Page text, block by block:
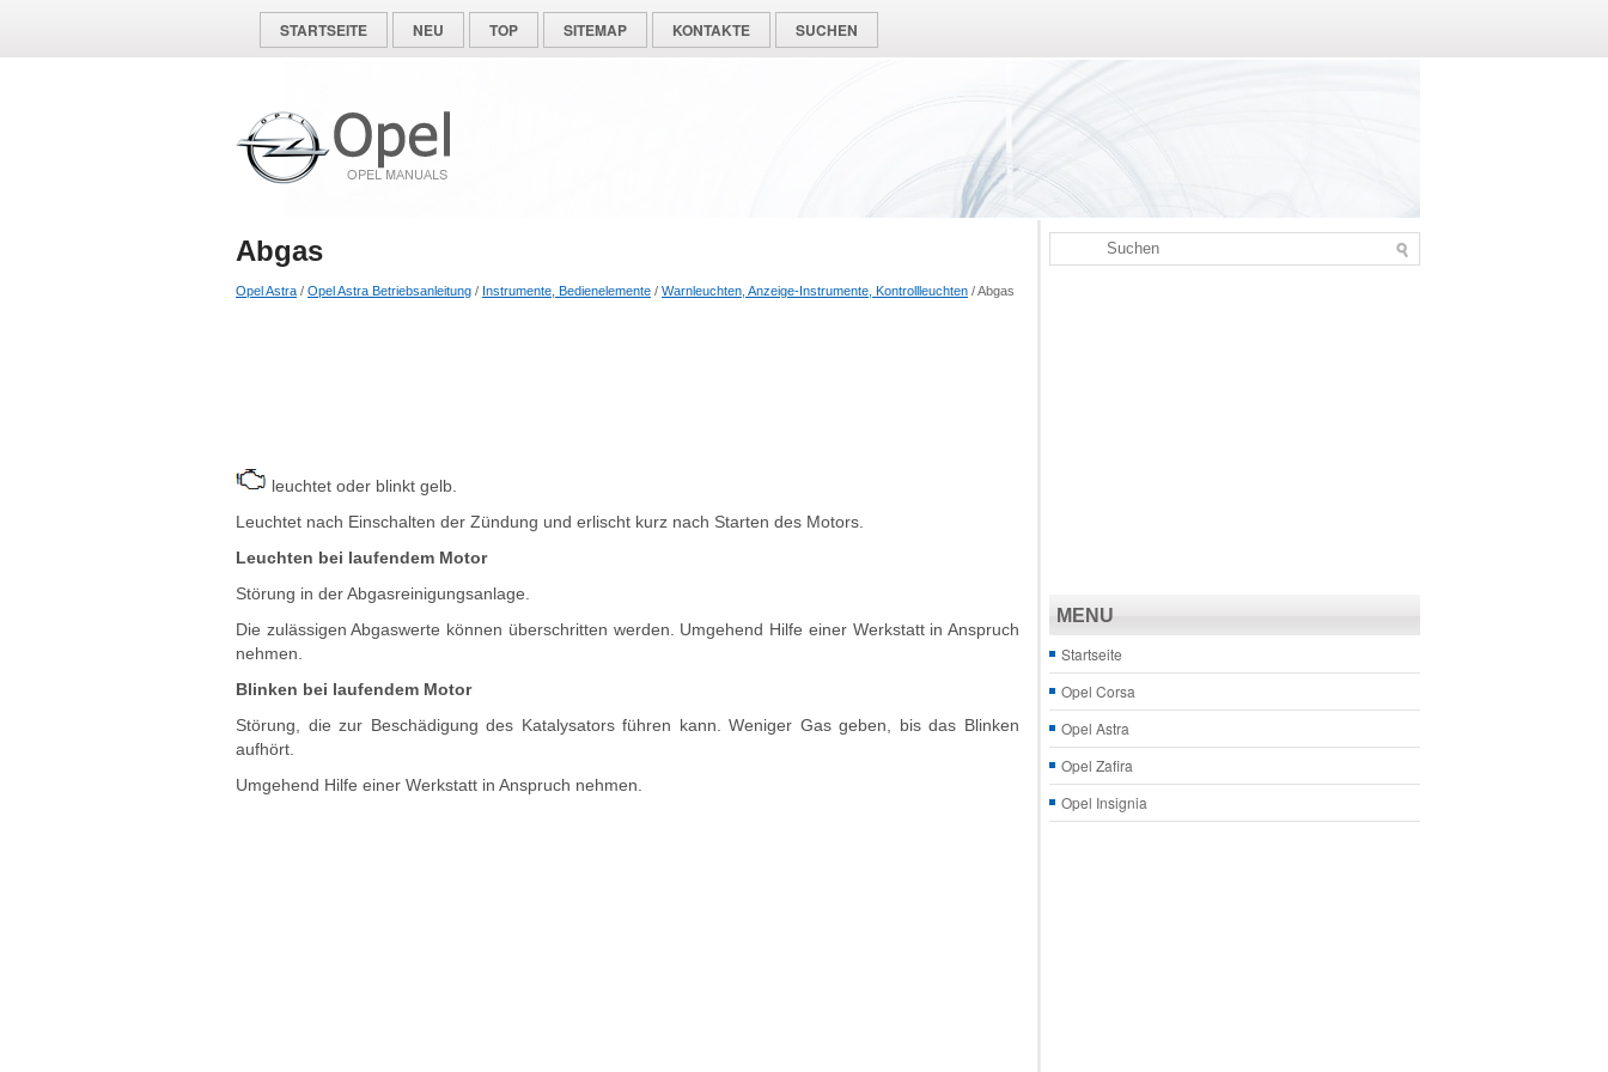
STARTSEITE NEU TOP SITEMAP KONTAKTE SUCHEN
Abgas
Opel Astra / Opel Astra Betriebsanleitung / Instrumente, Bedienelemente / Warnleuchten, Anzeige-Instrumente, Kontrollleuchten / Abgas
leuchtet oder blinkt gelb.
Leuchtet nach Einschalten der Zündung und erlischt kurz nach Starten des Motors.
Leuchten bei laufendem Motor
Störung in der Abgasreinigungsanlage.
Die zulässigen Abgaswerte können überschritten werden. Umgehend Hilfe einer Werkstatt in Anspruch
nehmen.
Blinken bei laufendem Motor
Störung, die zur Beschädigung des Katalysators führen kann. Weniger Gas geben, bis das Blinken
aufhört.
Umgehend Hilfe einer Werkstatt in Anspruch nehmen.
MENU
Startseite
Opel Corsa
Opel Astra
Opel Zafira
Opel Insignia